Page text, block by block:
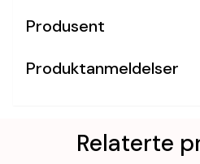
Produsent
Produktanmeldelser
Relaterte